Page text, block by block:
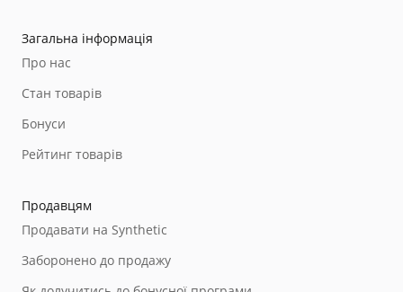
Загальна інформація
Про нас
Стан товарів
Бонуси
Рейтинг товарів
Продавцям
Продавати на Synthetic
Заборонено до продажу